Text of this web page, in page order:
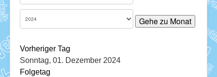
Services
Download
Gehe zu Monat
Vorheriger Tag
Sonntag, 01. Dezember 2024
Folgetag